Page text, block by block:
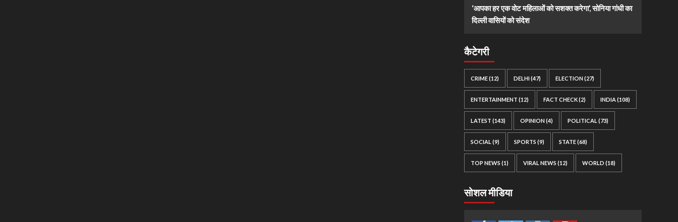
‘आपका हर एक वोट महिलाओं को सशक्त करेगा’, सोनिया गांधी का
दिल्ली वासियों को संदेश
कैटेगरी
CRIME(12) DELHI(47) ELECTION(27)
ENTERTAINMENT (12) FACT CHECK(2) INDIA(108)
LATEST (143) OPINION(4) POLITICAL (73)
SOCIAL (9) SPORTS (9) STATE(68)
TOP NEWS (1) VIRAL NEWS (12) WORLD (18)
सोशल मीडिया